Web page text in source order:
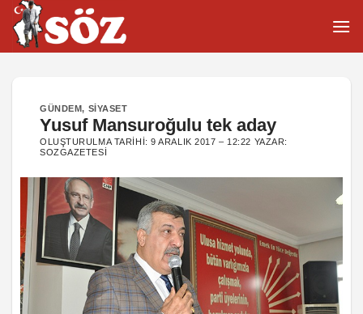
İçeriğe
atla
GÜNDEM, SIYASET
Yusuf Mansuroğulu tek aday
OLUŞTURULMA TARIHI:9 ARALIK 2017 – 12:22 YAZAR:
SOZGAZETESI